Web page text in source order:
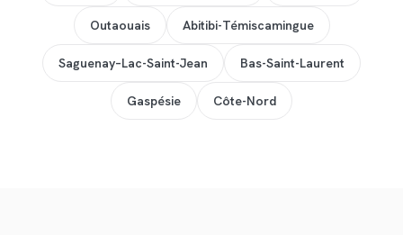
Outaouais Abitibi-Témiscamingue
Saguenay–Lac-Saint-Jean Bas-Saint-Laurent
Gaspésie Côte-Nord